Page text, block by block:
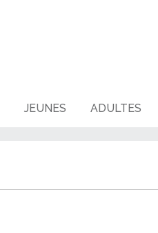
JEUNES ADULTES